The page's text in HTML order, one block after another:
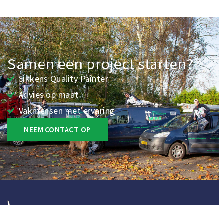
Samen een project starten?
Sikkens Quality Painter
Advies op maat
Vakmensen met ervaring
NEEM CONTACT OP